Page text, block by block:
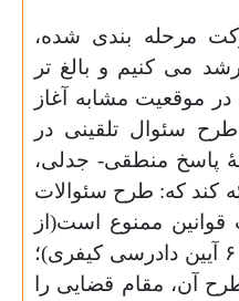
مرحله بندی شده،
می کنیم و بالغ تر
موقعیت مشابه آغاز
سئوال تلقینی در
پاسخ منطقی- جدلی،
کند که: طرح سئوالات
قوانین ممنوع است(از
جمله رجوع شود به مادهٔ ۶۰ آیین دادرسی کیفری)؛
آن، مقام قضایی را